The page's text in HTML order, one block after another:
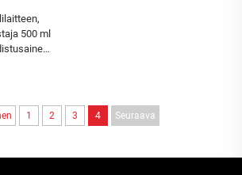
500 ml
1 2 3 4 Seuraava